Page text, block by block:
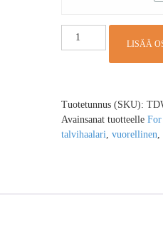
LISÄÄ
Tuotetunnus (SKU):
Avainsanat tuotteelle
talvihaalari, vuorellinen,